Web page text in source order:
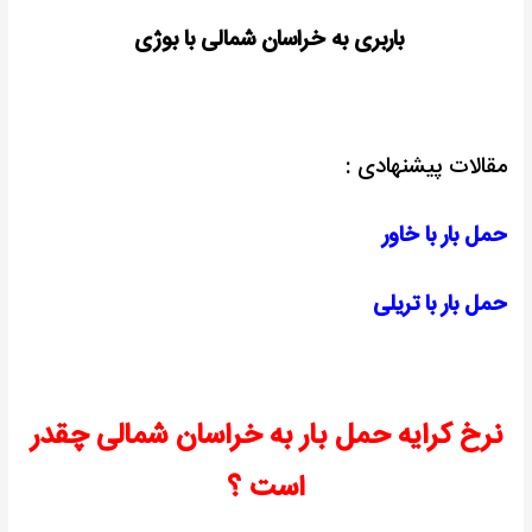
باربری به خراسان شمالی با بوژی
مقالات پیشنهادی :
حمل بار با خاور
حمل بار با تریلی
نرخ کرایه حمل بار به خراسان شمالی چقدر
است ؟